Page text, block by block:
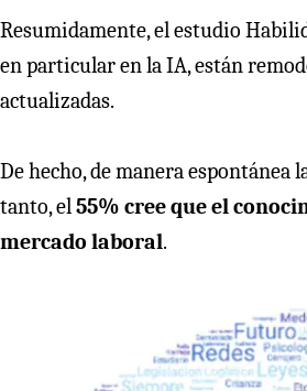
Resumidamente, el estudio
en particular en la IA, están
actualizadas.
De hecho, de manera espontánea
tanto, el55% cree que el
mercado laboral.